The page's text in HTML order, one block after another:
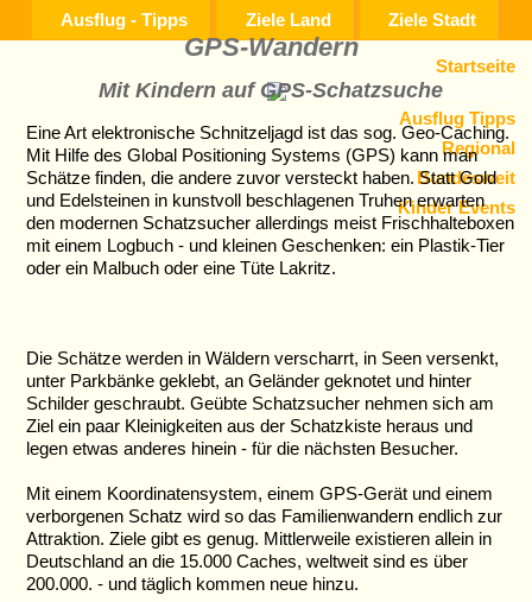
Ausflug - Tipps Ziele Land Ziele Stadt
Startseite
Ausflug Tipps
Regional
Bundesweit
Kinder Events
GPS-Wandern
Mit Kindern auf GPS-Schatzsuche
Eine Art elektronische Schnitzeljagd ist das sog. Geo-Caching.
Mit Hilfe des Global Positioning Systems (GPS) kann man
Schätze finden, die andere zuvor versteckt haben. Statt Gold
und Edelsteinen in kunstvoll beschlagenen Truhen erwarten
den modernen Schatzsucher allerdings meist Frischhalteboxen
mit einem Logbuch - und kleinen Geschenken: ein Plastik-Tier
oder ein Malbuch oder eine Tüte Lakritz.
Die Schätze werden in Wäldern verscharrt, in Seen versenkt,
unter Parkbänke geklebt, an Geländer geknotet und hinter
Schilder geschraubt. Geübte Schatzsucher nehmen sich am
Ziel ein paar Kleinigkeiten aus der Schatzkiste heraus und
legen etwas anderes hinein - für die nächsten Besucher.
Mit einem Koordinatensystem, einem GPS-Gerät und einem
verborgenen Schatz wird so das Familienwandern endlich zur
Attraktion. Ziele gibt es genug. Mittlerweile existieren allein in
Deutschland an die 15.000 Caches, weltweit sind es über
200.000. - und täglich kommen neue hinzu.